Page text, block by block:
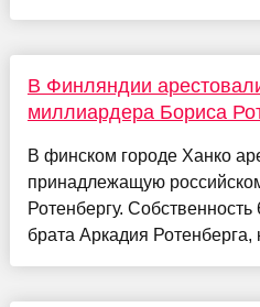
В Финляндии
миллиардера Бориса
В финском городе Ханко
принадлежащую
Ротенбергу.
брата Аркадия Ротенберга,